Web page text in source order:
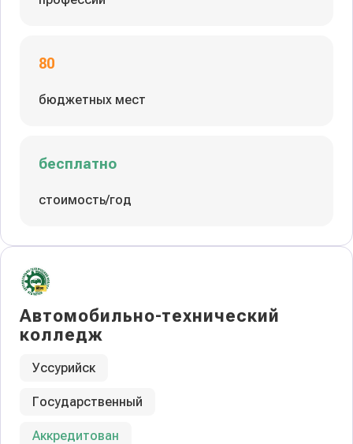
80
бюджетных мест
бесплатно
стоимость/год
Автомобильно-технический
колледж
Уссурийск
Государственный
Аккредитован